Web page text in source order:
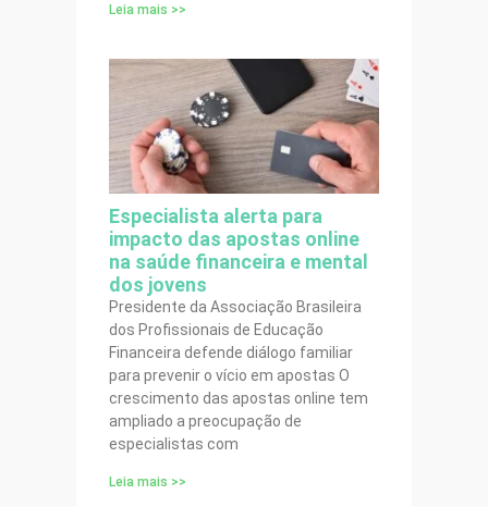
Leia mais >>
Especialista alerta para
impacto das apostas online
na saúde financeira e mental
dos jovens
Presidente da Associação Brasileira
dos Profissionais de Educação
Financeira defende diálogo familiar
para prevenir o vício em apostas O
crescimento das apostas online tem
ampliado a preocupação de
especialistas com
Leia mais >>